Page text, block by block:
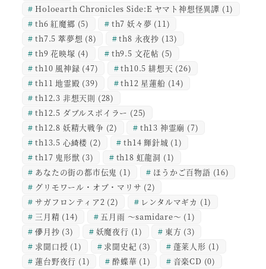
Holoearth Chronicles Side:E ヤマト神想怪異譚 (1)
th6 紅魔郷 (5) th7 妖々夢 (11)
th7.5 萃夢想 (8) th8 永夜抄 (13)
th9 花映塚 (4) th9.5 文花帖 (5)
th10 風神録 (47) th10.5 緋想天 (26)
th11 地霊殿 (39) th12 星蓮船 (14)
th12.3 非想天則 (28)
th12.5 ダブルスポイラー (25)
th12.8 妖精大戦争 (2) th13 神霊廟 (7)
th13.5 心綺楼 (2) th14 輝針城 (1)
th17 鬼形獣 (3) th18 虹龍洞 (1)
あなたの街の都市伝鬼 (1) ほうかご百物語 (16)
グリモワール・オブ・マリサ (2)
サガフロンティア2 (2) レンタルマギカ (1)
三月精 (14) 五月雨 ～samidare～ (1)
儚月抄 (3) 妖魔夜行 (1) 東方 (3)
求聞口授 (1) 求聞史紀 (3) 蓬莱人形 (1)
蓮台野夜行 (1) 酔蝶華 (1) 音楽CD (0)